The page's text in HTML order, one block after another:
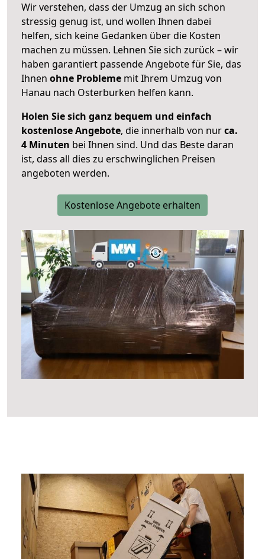
Wir verstehen, dass der Umzug an sich schon
stressig genug ist, und wollen Ihnen dabei
helfen, sich keine Gedanken über die Kosten
machen zu müssen. Lehnen Sie sich zurück – wir
haben garantiert passende Angebote für Sie, das
Ihnen ohne Probleme mit Ihrem Umzug von
Hanau nach Osterburken helfen kann.
Holen Sie sich ganz bequem und einfach
kostenlose Angebote, die innerhalb von nurca.
4 Minuten bei Ihnen sind. Und das Beste daran
ist, dass all dies zu erschwinglichen Preisen
angeboten werden.
Kostenlose Angebote erhalten